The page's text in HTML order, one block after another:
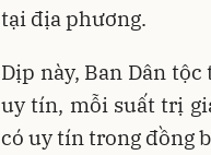
tại địa phương.
Dịp này, Ban Dân
uy tín, mỗi suất trị
có uy tín trong đồng